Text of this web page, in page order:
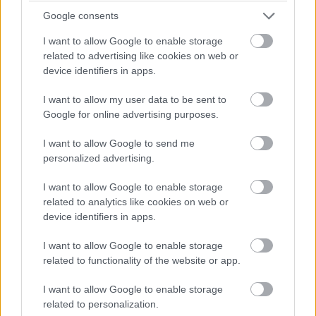
Google consents
I want to allow Google to enable storage
related to advertising like cookies on web or
device identifiers in apps.
I want to allow my user data to be sent to
Google for online advertising purposes.
I want to allow Google to send me
personalized advertising.
I want to allow Google to enable storage
related to analytics like cookies on web or
device identifiers in apps.
I want to allow Google to enable storage
related to functionality of the website or app.
I want to allow Google to enable storage
related to personalization.
Amikor a világot technológiailag megváltoztató cégekről
beszélt, akkor a Tesla mellett a Google-t, a Facebookot,
az Apple-t és a Microsoftot is említette. Megjegyezte,
cégekből váltak ki.